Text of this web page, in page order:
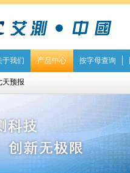
于我们 产品中心 按字母查询